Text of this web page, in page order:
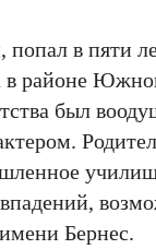
в пяти
был
Бернес.